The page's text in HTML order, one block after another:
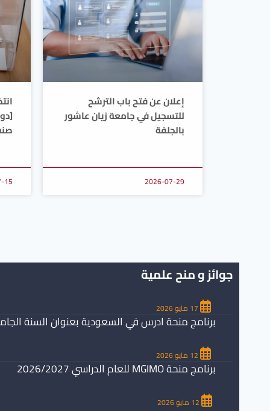
إعلان عن فتح باب الترشح
للتسجيل في جامعة زيان عاشور
بالجلفة
2026-07-29
15
جوائز و منح علمية
برنامج منحة ادرس في السعودية بعنوان السنة الجامعية
برنامج منحة MGIMO للعام الدراسي 2026/2027